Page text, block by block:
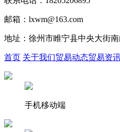
邮箱：lxwm@163.com
地址：徐州市睢宁县中央大街
首页 关于我们贸易动态贸易资
手机移动端